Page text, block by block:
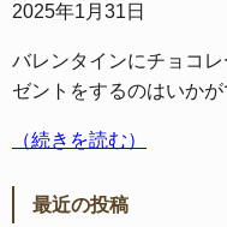
2025年1月31日
バレンタインにチョコ
ゼントをするのはいかが
（続きを読む）
最近の投稿